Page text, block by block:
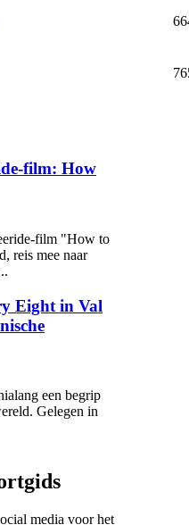
film: How
film "How to
reis mee naar
Eight in Val
een begrip
Gelegen in
media voor het